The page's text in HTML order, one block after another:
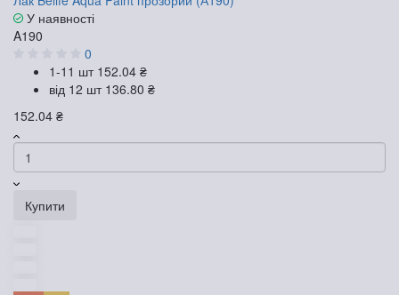
У наявності
A190
0
1-11 шт 152.04 ₴
від 12 шт 136.80 ₴
152.04 ₴
Купити